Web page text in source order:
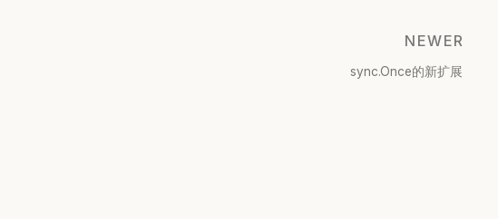
NEWER
sync.Once的新扩展